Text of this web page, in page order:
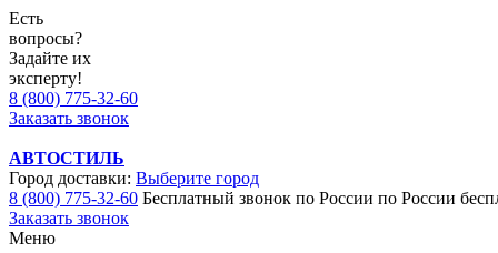
Есть
вопросы?
Задайте их
эксперту!
8 (800) 775-32-60
Заказать звонок
АВТОСТИЛЬ
Город доставки: Выберите город
8 (800) 775-32-60 Бесплатный звонок по России по России
Заказать звонок
Меню